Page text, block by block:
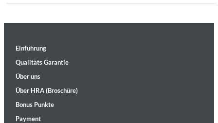
Einführung
Qualitäts Garantie
Über uns
Über HRA (Broschüre)
Bonus Punkte
Payment